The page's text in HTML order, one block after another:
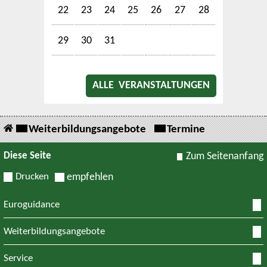
22 23 24 25 26 27 28
29 30 31
ALLE VERANSTALTUNGEN
Weiterbildungsangebote Termine
Diese Seite
Drucken empfehlen
Zum Seitenanfang
Euroguidance
Weiterbildungsangebote
Service